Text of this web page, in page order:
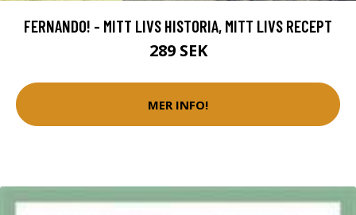
FERNANDO! - MITT LIVS HISTORIA, MITT LIVS RECEPT
289 SEK
MER INFO!